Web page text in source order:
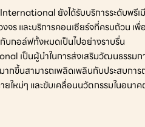
ยังได้รับบริการระดับพรีเ
ร และบริการคอนเซียร์จที่ครบถ้วน เพื่
บกอล์ฟทั้งหมดเป็นไปอย่างราบรื่น
เป็นผู้นำในการส่งเสริมวัฒนธรรมก
กขึ้นสามารถเพลิดเพลินกับประสบกา
ใหม่ๆ และขับเคลื่อนนวัตกรรมในอนา